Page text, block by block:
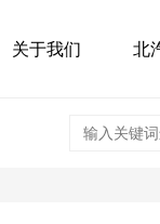
关于我们 北